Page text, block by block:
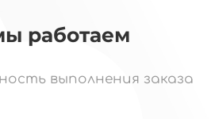
работаем
выполнения заказа